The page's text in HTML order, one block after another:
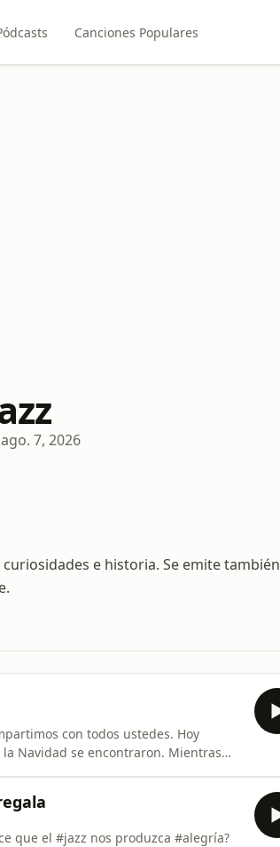
Canciones Populares
ago. 7, 2026
e historia. Se emite también
con todos ustedes. Hoy
Navidad se encontraron. Mientras
que el #jazz nos produzca #alegría?